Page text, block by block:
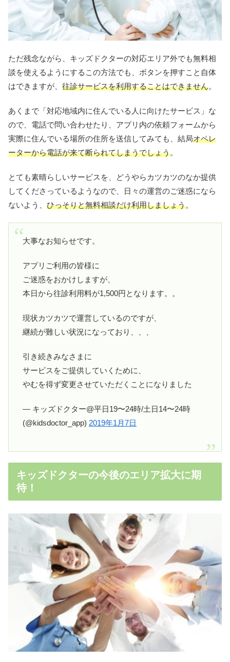
ただ残念ながら、キッズドクターの対応エリア外でも無料相
談を使えるようにするこの方法でも、ボタンを押すこと自体
はできますが、 往診サービスを利用することはできません。
あくまで「対応地域内に住んでいる人に向けたサービス」な
ので、電話で問い合わせたり、アプリ内の依頼フォームから
実際に住んでいる場所の住所を送信してみても、結局オペレ
ーターから電話が来て断られてしまうでしょう。
とても素晴らしいサービスを、どうやらカツカツのなか提供
してくださっているようなので、日々の運営のご迷惑になら
ないよう、 ひっそりと無料相談だけ利用しましょう。
大事なお知らせです。
アプリご利用の皆様に
ご迷惑をおかけしますが、
本日から往診利用料が1,500円となります。。
現状カツカツで運営しているのですが、
継続が難しい状況になっており、、、
引き続きみなさまに
サービスをご提供していくために、
やむを得ず変更させていただくことになりました
— キッズドクター@平日19〜24時/土日14〜24時
(@kidsdoctor_app) 2019年1月7日
キッズドクターの今後のエリア拡大に期
待！